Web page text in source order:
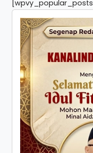
[wpvy_popular_posts]